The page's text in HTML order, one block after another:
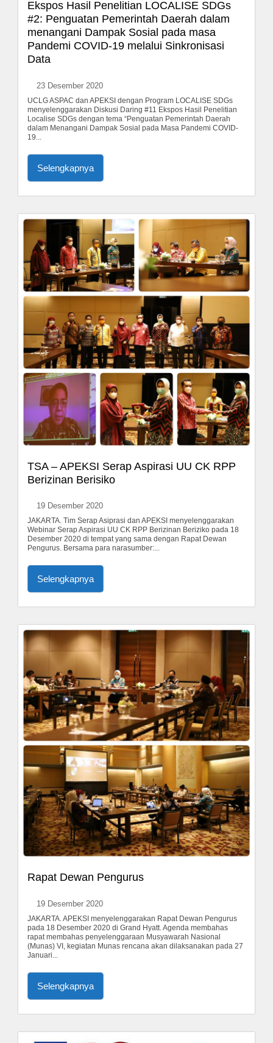
Ekspos Hasil Penelitian LOCALISE SDGs
#2: Penguatan Pemerintah Daerah dalam
menangani Dampak Sosial pada masa
Pandemi COVID-19 melalui Sinkronisasi
Data
23 Desember 2020
UCLG ASPAC dan APEKSI dengan Program LOCALISE SDGs
menyelenggarakan Diskusi Daring #11 Ekspos Hasil Penelitian
Localise SDGs dengan tema “Penguatan Pemerintah Daerah
dalam Menangani Dampak Sosial pada Masa Pandemi COVID-
19...
Selengkapnya
TSA – APEKSI Serap Aspirasi UU CK RPP
Berizinan Berisiko
19 Desember 2020
JAKARTA. Tim Serap Asiprasi dan APEKSI menyelenggarakan
Webinar Serap Aspirasi UU CK RPP Berizinan Beriziko pada 18
Desember 2020 di tempat yang sama dengan Rapat Dewan
Pengurus. Bersama para narasumber:...
Selengkapnya
Rapat Dewan Pengurus
19 Desember 2020
JAKARTA. APEKSI menyelenggarakan Rapat Dewan Pengurus
pada 18 Desember 2020 di Grand Hyatt. Agenda membahas
rapat membahas penyelenggaraan Musyawarah Nasional
(Munas) VI, kegiatan Munas rencana akan dilaksanakan pada 27
Januari...
Selengkapnya